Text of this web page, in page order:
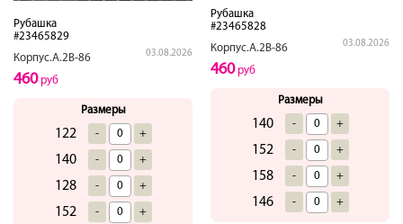
Рубашка
#23465829
Корпус.А.2В-86
03.08.2026
460руб
Размеры
122 - +
140 - +
128 - +
152 - +
Рубашка
#23465828
Корпус.А.2В-86
03.08.2026
460руб
Размеры
140 - +
152 - +
158 - +
146 - +